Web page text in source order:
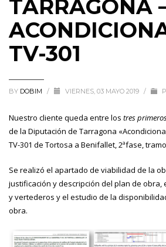
TARRAGONA
TV-301
BY DOBIM / VIERNES, 03 MAYO 2019 /
Nuestro cliente queda entre los tres
de la Diputación de Tarragona
TV-301 de Tortosa a Benifallet, 2ªfase,
Se realizó el apartado de viabilidad de la
justificación y descripción del plan de obra,
y vertederos y el estudio de la
obra.